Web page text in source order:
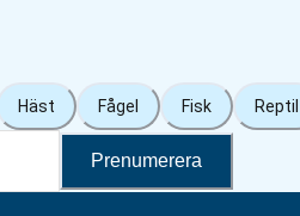
Häst Fågel Fisk Reptil
Prenumerera